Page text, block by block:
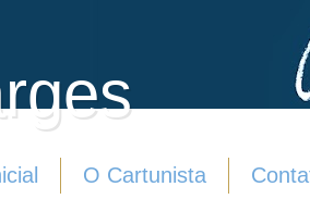
O Cartunista